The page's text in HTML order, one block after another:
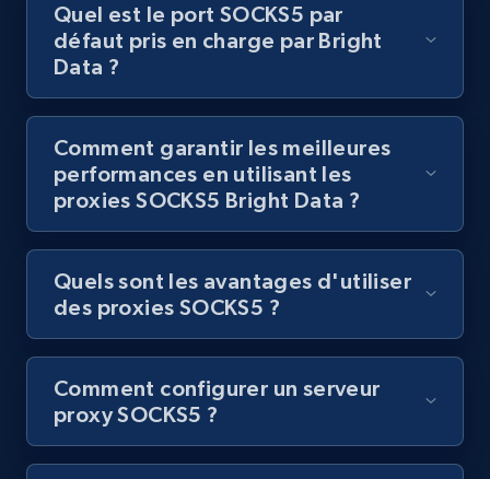
Quel est le port SOCKS5 par
défaut pris en charge par Bright
Data ?
Comment garantir les meilleures
performances en utilisant les
proxies SOCKS5 Bright Data ?
Quels sont les avantages d'utiliser
des proxies SOCKS5 ?
Comment configurer un serveur
proxy SOCKS5 ?